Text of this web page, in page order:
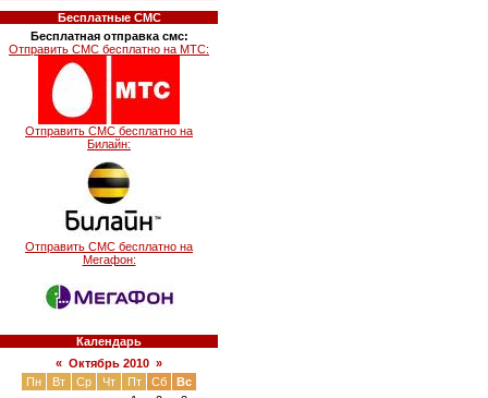
Бесплатные СМС
Бесплатная отправка смс:
Отправить СМС бесплатно на МТС:
Отправить СМС бесплатно на
Билайн:
Отправить СМС бесплатно на
Мегафон:
Календарь
« Октябрь 2010 »
Пн
Вт Ср Чт Пт Сб
Вс